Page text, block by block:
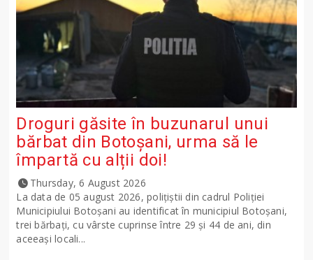
Droguri găsite în buzunarul unui
bărbat din Botoșani, urma să le
împartă cu alții doi!
Thursday, 6 August 2026
La data de 05 august 2026, polițiștii din cadrul Poliției
Municipiului Botoșani au identificat în municipiul Botoșani,
trei bărbați, cu vârste cuprinse între 29 și 44 de ani, din
aceeași locali...